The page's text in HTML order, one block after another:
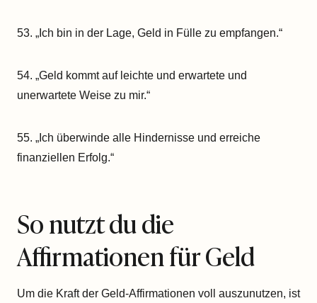
53. „Ich bin in der Lage, Geld in Fülle zu empfangen.“
54. „Geld kommt auf leichte und erwartete und
unerwartete Weise zu mir.“
55. „Ich überwinde alle Hindernisse und erreiche
finanziellen Erfolg.“
So nutzt du die
Affirmationen für Geld
Um die Kraft der Geld-Affirmationen voll auszunutzen, ist